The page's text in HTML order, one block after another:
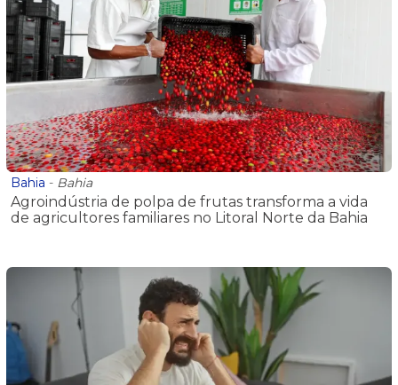
Bahia - Bahia
Agroindústria de polpa de frutas transforma a vida
de agricultores familiares no Litoral Norte da Bahia